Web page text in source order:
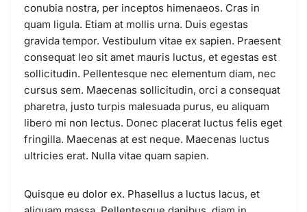
conubia nostra, per inceptos himenaeos. Cras in
quam ligula. Etiam at mollis urna. Duis egestas
gravida tempor. Vestibulum vitae ex sapien. Praesent
consequat leo sit amet mauris luctus, et egestas est
sollicitudin. Pellentesque nec elementum diam, nec
cursus sem. Maecenas sollicitudin, orci a consequat
pharetra, justo turpis malesuada purus, eu aliquam
libero mi non lectus. Donec placerat luctus felis eget
fringilla. Maecenas at est neque. Maecenas luctus
ultricies erat. Nulla vitae quam sapien.
Quisque eu dolor ex. Phasellus a luctus lacus, et